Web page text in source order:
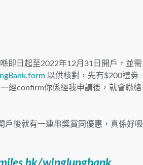
即日起至2022年12月31日開戶，並需
以供核對，先有$200禮劵
經confirm你係經我申請後，就會聯絡
戶後就有一連串獎賞同優惠，真係好吸